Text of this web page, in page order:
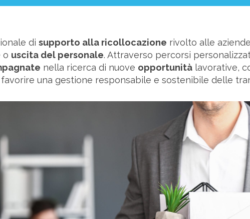
Risposte
noi
di supporto alla ricollocazione rivolto alle
o uscita del personale. Attraverso percorsi
nella ricerca di nuove opportunitàlavorative,
una gestione responsabile e sostenibile delle